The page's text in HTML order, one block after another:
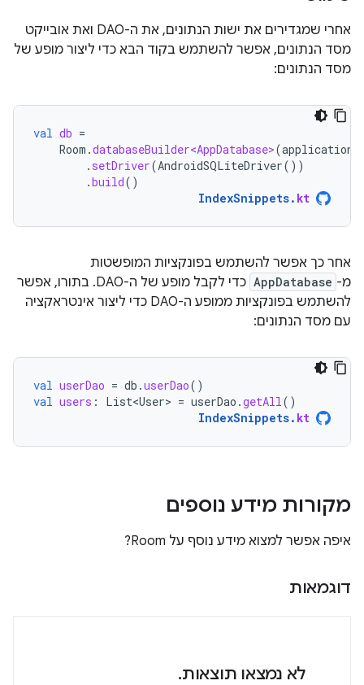
אחרי שמגדירים את ישות הנתונים, את ה-DAO ואת אובייקט
מסד הנתונים, אפשר להשתמש בקוד הבא כדי ליצור מופע של
מסד הנתונים:
val db =
Room .databaseBuilder<AppDatabase>(
. setDriver(AndroidSQLiteDriver())
.build()
IndexSnippets. kt
אחר כך אפשר להשתמש בפונקציות המופשטות
מ- AppDatabase
כדי לקבל מופע של ה-DAO. בתורו, אפשר
להשתמש בפונקציות ממופע ה-DAO כדי ליצור אינטראקציה
עם מסד הנתונים:
val userDao = db .userDao()
val users : List<User> = userDao .getAll ()
IndexSnippets. kt
מקורות מידע נוספים
איפה אפשר למצוא מידע נוסף על Room?
דוגמאות
לא נמצאו תוצאות.